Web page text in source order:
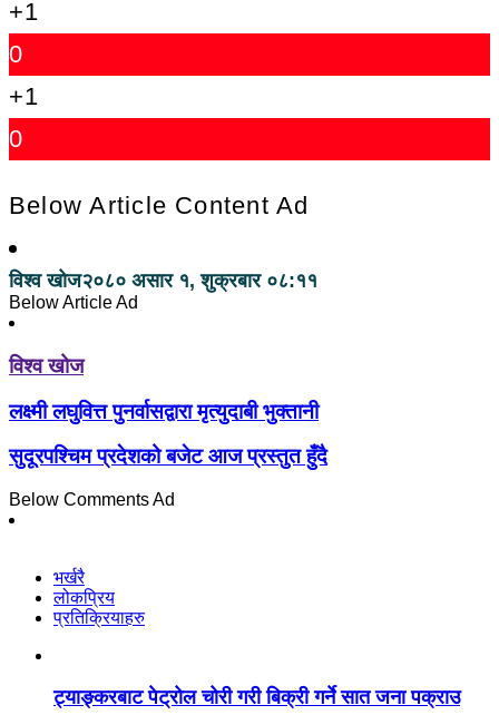
+1
0
+1
0
Below Article Content Ad
विश्व खोज२०८० असार १, शुक्रबार ०८:११
Below Article Ad
विश्व खोज
लक्ष्मी लघुवित्त पुनर्वासद्वारा मृत्युदाबी भुक्तानी
सुदूरपश्चिम प्रदेशको बजेट आज प्रस्तुत हुँदै
Below Comments Ad
भर्खरै
लोकप्रिय
प्रतिक्रियाहरु
ट्याङ्करबाट पेट्रोल चोरी गरी बिक्री गर्ने सात जना पक्राउ